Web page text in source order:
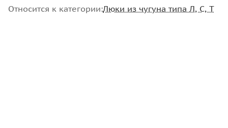
Относится к категории:Люки из чугуна типа Л, С, Т